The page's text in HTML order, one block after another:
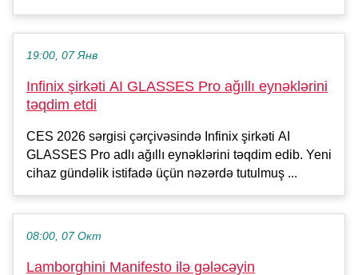
19:00, 07 Янв
Infinix şirkəti AI GLASSES Pro ağıllı eynəklərini
təqdim etdi
CES 2026 sərgisi çərçivəsində Infinix şirkəti AI
GLASSES Pro adlı ağıllı eynəklərini təqdim edib. Yeni
cihaz gündəlik istifadə üçün nəzərdə tutulmuş ...
08:00, 07 Окт
Lamborghini Manifesto ilə gələcəyin